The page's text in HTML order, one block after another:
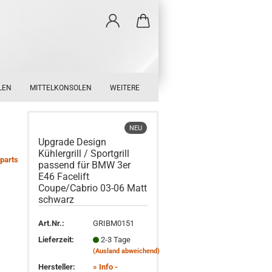
MITTELKONSOLEN WEITERE
NEU
Upgrade Design
Kühlergrill / Sportgrill
passend für BMW 3er
E46 Facelift
Coupe/Cabrio 03-06 Matt
schwarz
Art.Nr.:
GRIBM0151
Lieferzeit:
2-3 Tage
(Ausland abweichend)
Hersteller:
» Info -